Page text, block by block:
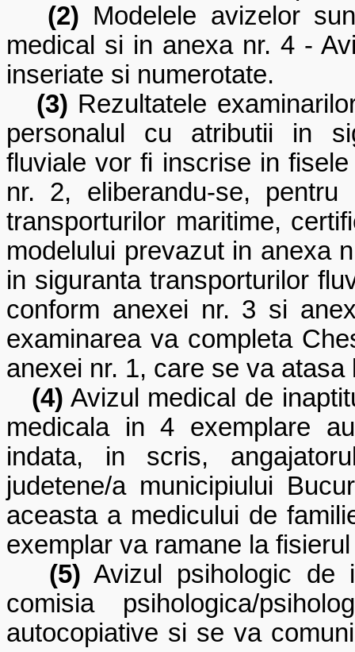
(2) Modelele avizelor
medical si in anexa nr. 4 -
inseriate si numerotate.
(3) Rezultatele
personalul cu atributii in
fluviale vor fi inscrise in
nr. 2, eliberandu-se,
transporturilor maritime,
modelului prevazut in anexa
in siguranta transporturilor
conform anexei nr. 3 si
examinarea va completa
anexei nr. 1, care se va
(4) Avizul medical de
medicala in 4 exemplare
indata, in scris,
judetene/a municipiului
aceasta a medicului de
exemplar va ramane la
(5) Avizul psihologic de
comisia psihologica/
autocopiative si se va